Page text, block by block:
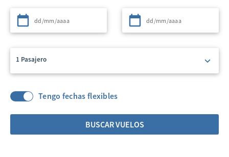
Partida Regreso
1 Pasajero
Tengo fechas flexibles
BUSCAR VUELOS